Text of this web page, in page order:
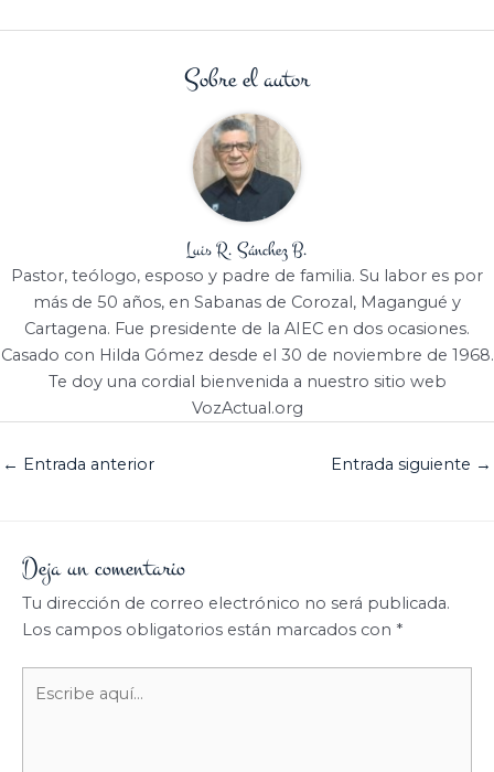
Sobre el autor
Luis R. Sánchez B.
Pastor, teólogo, esposo y padre de familia. Su labor es por
más de 50 años, en Sabanas de Corozal, Magangué y
Cartagena. Fue presidente de la AIEC en dos ocasiones.
Casado con Hilda Gómez desde el 30 de noviembre de 1968.
Te doy una cordial bienvenida a nuestro sitio web
VozActual.org
← Entrada anterior Entrada siguiente →
Deja un comentario
Tu dirección de correo electrónico no será publicada.
Los campos obligatorios están marcados con *
aquí...